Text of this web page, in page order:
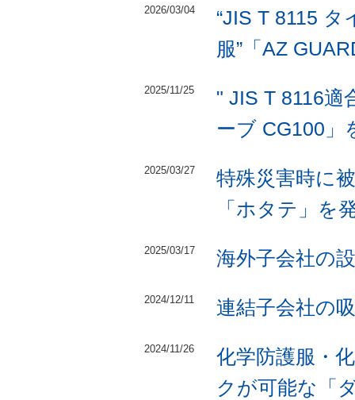
2026/03/04
“JIS T 8115
服”「AZ
2025/11/25
" JIS T 8116適
ーブ CG100」
2025/03/27
特殊災害時に
「ホタテ」を
2025/03/17 海外子会社の
2024/12/11 連結子会社の
2024/11/26
化学防護服・
クが可能な「